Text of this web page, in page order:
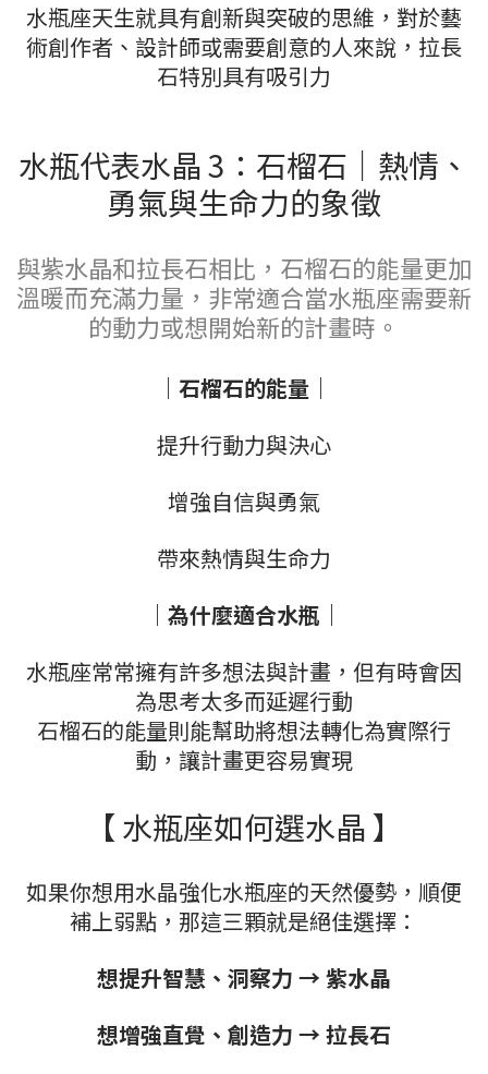
水瓶座天生就具有創新與突破的思維，對於藝
術創作者、設計師或需要創意的人來說，拉長
石特別具有吸引力
水瓶代表水晶 3：石榴石｜熱情、
勇氣與生命力的象徵
與紫水晶和拉長石相比，石榴石的能量更加
溫暖而充滿力量，非常適合當水瓶座需要新
的動力或想開始新的計畫時。
｜石榴石的能量｜
提升行動力與決心
增強自信與勇氣
帶來熱情與生命力
｜為什麼適合水瓶｜
水瓶座常常擁有許多想法與計畫，但有時會因
為思考太多而延遲行動
石榴石的能量則能幫助將想法轉化為實際行
動，讓計畫更容易實現
【 水瓶座如何選水晶 】
如果你想用水晶強化水瓶座的天然優勢，順便
補上弱點，那這三顆就是絕佳選擇：
想提升智慧、洞察力 → 紫水晶
想增強直覺、創造力 → 拉長石